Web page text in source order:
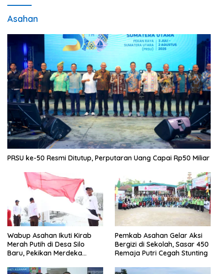
Asahan
PRSU ke-50 Resmi Ditutup, Perputaran Uang Capai Rp50 Miliar
Wabup Asahan Ikuti Kirab
Merah Putih di Desa Silo
Baru, Pekikan Merdeka
Pemkab Asahan Gelar Aksi
Bergizi di Sekolah, Sasar 450
Remaja Putri Cegah Stunting